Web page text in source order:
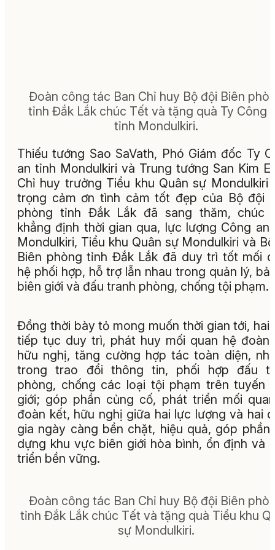
Đoàn công tác Ban Chỉ huy Bộ đội Biên
tỉnh Đắk Lắk chúc Tết và tặng quà Ty Công
tỉnh Mondulkiri.
Thiếu tướng Sao SaVath, Phó Giám đốc Ty
an tỉnh Mondulkiri và Trung tướng San Kim
Chỉ huy trưởng Tiểu khu Quân sự Mondulkiri
trọng cảm ơn tình cảm tốt đẹp của Bộ đội
phòng tỉnh Đắk Lắk đã sang thăm, chúc
khẳng định thời gian qua, lực lượng Công an
Mondulkiri, Tiểu khu Quân sự Mondulkiri và
Biên phòng tỉnh Đắk Lắk đã duy trì tốt mối
hệ phối hợp, hỗ trợ lẫn nhau trong quản lý,
biên giới và đấu tranh phòng, chống tội phạm.
Đồng thời bày tỏ mong muốn thời gian tới, hai
tiếp tục duy trì, phát huy mối quan hệ đoàn
hữu nghị, tăng cường hợp tác toàn diện,
trong trao đổi thông tin, phối hợp đấu
phòng, chống các loại tội phạm trên tuyến
giới; góp phần củng cố, phát triển mối
đoàn kết, hữu nghị giữa hai lực lượng và hai
gia ngày càng bền chặt, hiệu quả, góp phần
dựng khu vực biên giới hòa bình, ổn định và
triển bền vững.
Đoàn công tác Ban Chỉ huy Bộ đội Biên
tỉnh Đắk Lắk chúc Tết và tặng quà Tiểu khu
sự Mondulkiri.